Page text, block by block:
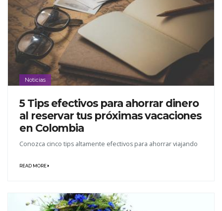
Noticias
5 Tips efectivos para ahorrar dinero
al reservar tus próximas vacaciones
en Colombia
Conozca cinco tips altamente efectivos para ahorrar viajando
READ MORE